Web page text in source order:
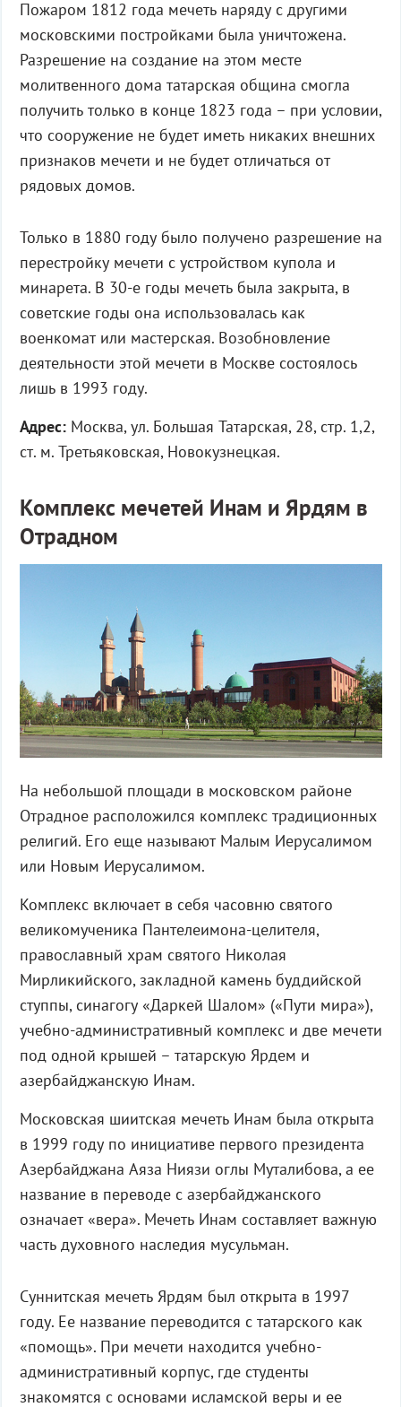
Пожаром 1812 года мечеть наряду с другими
московскими постройками была уничтожена.
Разрешение на создание на этом месте
молитвенного дома татарская община смогла
получить только в конце 1823 года – при условии,
что сооружение не будет иметь никаких внешних
признаков мечети и не будет отличаться от
рядовых домов.
Только в 1880 году было получено разрешение на
перестройку мечети с устройством купола и
минарета. В 30-е годы мечеть была закрыта, в
советские годы она использовалась как
военкомат или мастерская. Возобновление
деятельности этой мечети в Москве состоялось
лишь в 1993 году.
Адрес:Москва, ул. Большая Татарская, 28, стр. 1,2,
ст. м. Третьяковская, Новокузнецкая.
Комплекс мечетей Инам и Ярдям в
Отрадном
На небольшой площади в московском районе
Отрадное расположился комплекс традиционных
религий. Его еще называют Малым Иерусалимом
или Новым Иерусалимом.
Комплекс включает в себя часовню святого
великомученика Пантелеимона-целителя,
православный храм святого Николая
Мирликийского, закладной камень буддийской
ступпы, синагогу «Даркей Шалом» («Пути мира»),
учебно-административный комплекс и две мечети
под одной крышей – татарскую Ярдем и
азербайджанскую Инам.
Московская шиитская мечеть Инам была открыта
в 1999 году по инициативе первого президента
Азербайджана Аяза Ниязи оглы Муталибова, а ее
название в переводе с азербайджанского
означает «вера». Мечеть Инам составляет важную
часть духовного наследия мусульман.
Суннитская мечеть Ярдям был открыта в 1997
году. Ее название переводится с татарского как
«помощь». При мечети находится учебно-
административный корпус, где студенты
знакомятся с основами исламской веры и ее